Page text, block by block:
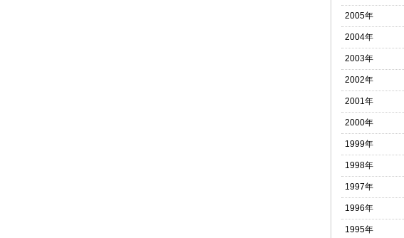
2005年
2004年
2003年
2002年
2001年
2000年
1999年
1998年
1997年
1996年
1995年